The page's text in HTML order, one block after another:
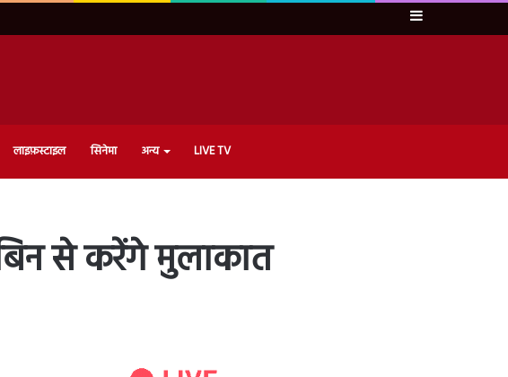
Sidebar
लाइफ़स्टाइल सिनेमा अन्य LIVE TV
से करेंगे मुलाकात